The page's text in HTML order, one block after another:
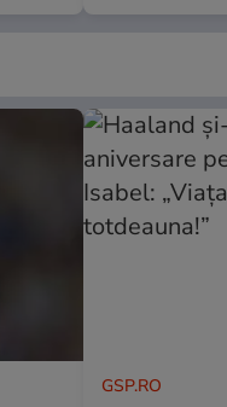
GSP.RO